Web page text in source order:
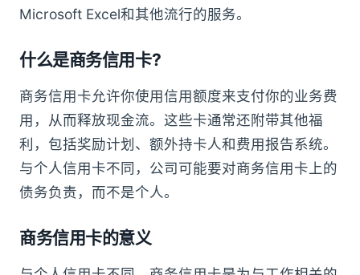
Microsoft Excel和其他流行的服务。
什么是商务信用卡?
商务信用卡允许你使用信用额度来支付你的业务费
用，从而释放现金流。这些卡通常还附带其他福
利，包括奖励计划、额外持卡人和费用报告系统。
与个人信用卡不同，公司可能要对商务信用卡上的
债务负责，而不是个人。
商务信用卡的意义